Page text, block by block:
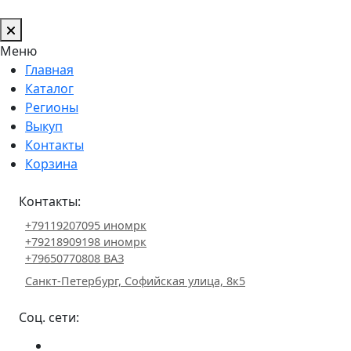
Меню
Главная
Каталог
Регионы
Выкуп
Контакты
Корзина
Контакты:
+79119207095 иномрк
+79218909198 иномрк
+79650770808 ВАЗ
Санкт-Петербург, Софийская улица, 8к5
Соц. сети: